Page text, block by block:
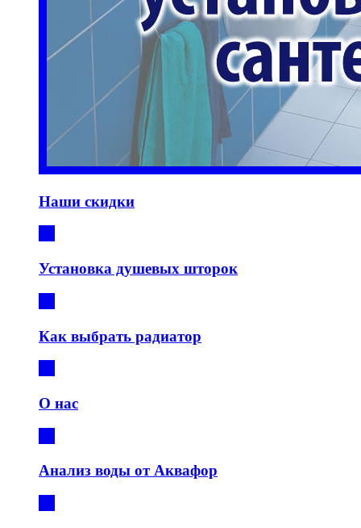
Наши скидки
Установка душевых шторок
Как выбрать радиатор
О нас
Анализ воды от Аквафор